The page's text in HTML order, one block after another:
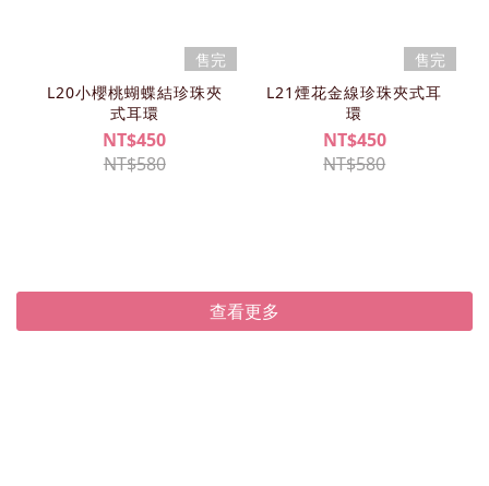
售完
L20小櫻桃蝴蝶結珍珠夾
式耳環
NT$450
NT$580
售完
L21煙花金線珍珠夾式耳
環
NT$450
NT$580
查看更多